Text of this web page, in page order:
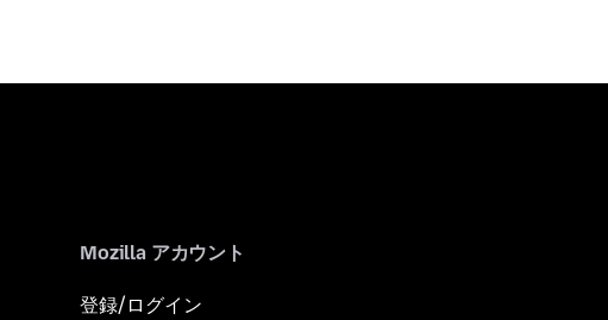
Mozilla アカウント
登録/ログイン